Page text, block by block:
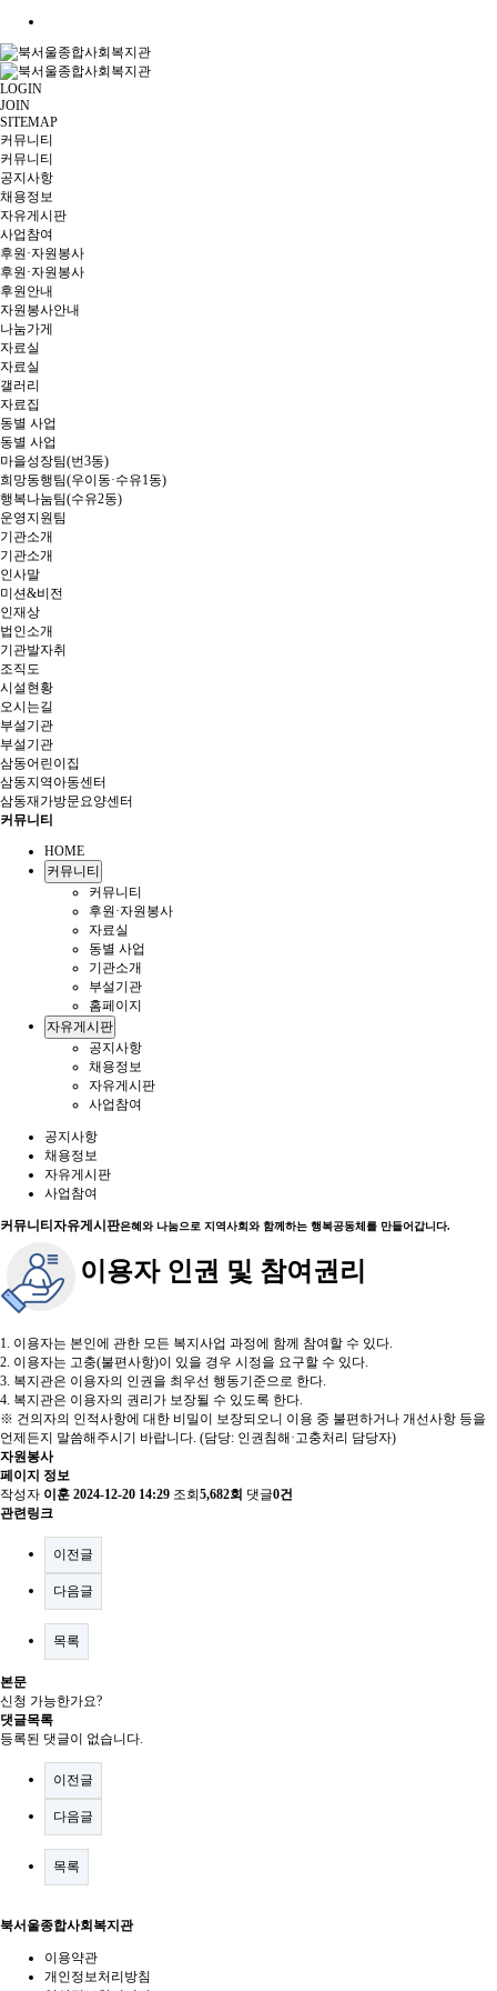
LOGIN
JOIN
SITEMAP
커뮤니티
커뮤니티
공지사항
채용정보
자유게시판
사업참여
후원·자원봉사
후원·자원봉사
후원안내
자원봉사안내
나눔가게
자료실
자료실
갤러리
자료집
동별 사업
동별 사업
마을성장팀(번3동)
희망동행팀(우이동·수유1동)
행복나눔팀(수유2동)
운영지원팀
기관소개
기관소개
인사말
미션&비전
인재상
법인소개
기관발자취
조직도
시설현황
오시는길
부설기관
부설기관
삼동어린이집
삼동지역아동센터
삼동재가방문요양센터
커뮤니티
HOME
커뮤니티
커뮤니티
후원·자원봉사
자료실
동별 사업
기관소개
부설기관
홈페이지
자유게시판
공지사항
채용정보
자유게시판
사업참여
공지사항
채용정보
자유게시판
사업참여
커뮤니티 자유게시판은혜와 나눔으로 지역사회와 함께하는 행복공동체를 만들어갑니다.
이용자 인권 및 참여권리
1. 이용자는 본인에 관한 모든 복지사업 과정에 함께 참여할 수 있다.
2. 이용자는 고충(불편사항)이 있을 경우 시정을 요구할 수 있다.
3. 복지관은 이용자의 인권을 최우선 행동기준으로 한다.
4. 복지관은 이용자의 권리가 보장될 수 있도록 한다.
※ 건의자의 인적사항에 대한 비밀이 보장되오니 이용 중 불편하거나 개선사항 등을
언제든지 말씀해주시기 바랍니다. (담당: 인권침해·고충처리 담당자)
자원봉사
페이지 정보
작성자 이훈 2024-12-20 14:29 조회 5,682회 댓글0건
관련링크
이전글
다음글
목록
본문
신청 가능한가요?
댓글목록
등록된 댓글이 없습니다.
이전글
다음글
목록
북서울종합사회복지관
이용약관
개인정보처리방침